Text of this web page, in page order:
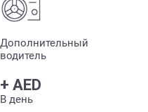
Дополнительный
водитель
+ AED
В день